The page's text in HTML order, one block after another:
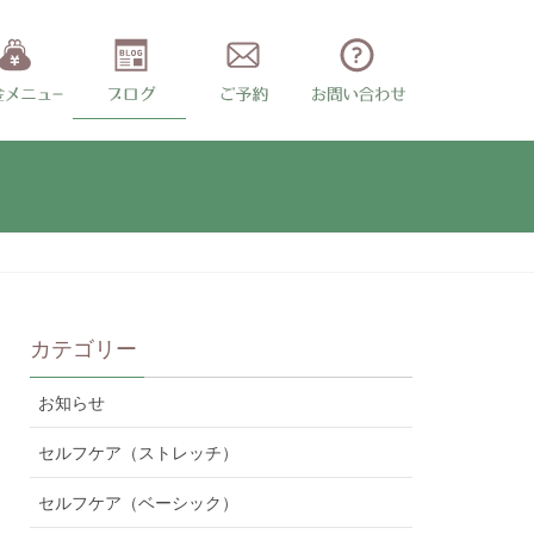
カテゴリー
お知らせ
セルフケア（ストレッチ）
セルフケア（ベーシック）